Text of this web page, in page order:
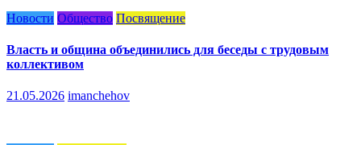
Новости Общество Посвящение
Власть и община объединились для беседы с трудовым
коллективом
21.05.2026 imanchehov